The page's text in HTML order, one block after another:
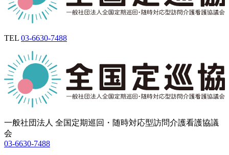
TEL 03-6630-7488
一般社団法人 全国定期巡回・随時対応型訪問介護看護協議
会
03-6630-7488